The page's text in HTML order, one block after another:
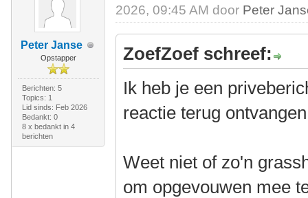
Peter Janse
Opstapper
Berichten: 5
Topics: 1
Lid sinds: Feb 2026
Bedankt: 0
8 x bedankt in 4
berichten
2026, 09:45 AM door Peter
ZoefZoef schreef:
Ik heb je een
reactie terug
Weet niet of zo'n
om opgevouwen mee